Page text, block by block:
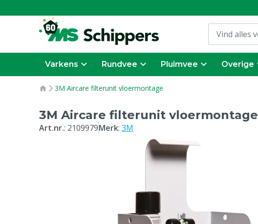
Varkens Rundvee Pluimvee Overige
3M Aircare filterunit vloermontage
3M Aircare filterunit vloermontage
Art.nr.: 2109979Merk: 3M